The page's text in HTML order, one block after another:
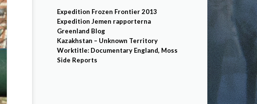
Expedition Frozen Frontier 2013
Expedition Jemen rapporterna
Greenland Blog
Kazakhstan – Unknown Territory
Worktitle: Documentary England, Moss
Side Reports